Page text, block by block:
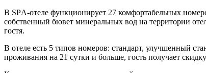
В SPА-отеле функционирует 27 комфортабельных
собственный бювет минеральных вод на территории
гостя.
В отеле есть 5 типов номеров: стандарт, улучшенный
проживания на 21 сутки и больше, гость получает